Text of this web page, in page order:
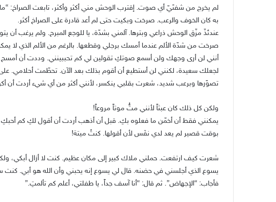
لم يخرج من شفتَيّ أي صوت. إقترب الوحش مني أكثر وأكثر، تابعت الصراخ:
به كان الخوف والرعب. صرخت وبكيت حتى لم أعد قادرة على الصراخ أكثر.
عندئذّ مزّق الوحش ذراعي وبترها. آلمني بشدّة، يا للوجع المبرح. ولم يرغب
صرخت من شدّة الألم عندما أمسك برجلي وقطعها. بالرغم من الألم الذي
أنني لن أرى وجهك ولن أسمع صوتكِ تقولين لي كم تحببينني. وددت أن
لجعلك سعيدة، لكنني لن أستطيع أن أقوم بذلك بعد الآن. تحطّمت أحلامي.
تصوّرها وبرعب شديد، شعرت بقلبي ينكسر، لأنني أكثر من أي شيء أردت أن
ولكن كل ذلك كان عبثاً لأنني متُّ موتاً مروعاً!
يمكنني فقط أن أخمّن ما فعلوه بكِ. قبل أن أذهب أردت أن أقول لكِ كم
بوقت قصير لم يعد لدي نفَس لأن أقولها. كنتُ ميتة!
شعرت كيف ارتفعت. حملني ملاك كبير إلى مكان عظيم. كنت لا أزال أبكي،
يسوع الذي أجلسني في حضنه. قال لي يسوع إنه يحبني وأن الله هو أبي. كنت
فأجاب: “الإجهاض”. ثم قال: “أنا آسف جداً، يا طفلتي، أعلم كم تألمتِ.”